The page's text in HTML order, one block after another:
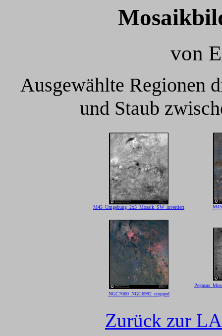
von
Ausgewählte Regionen
und Staub
M45_Umgebung_2x3_Mosaik_SW_invertiert
NGC7000_NGC6992_cropped
Zurück zur